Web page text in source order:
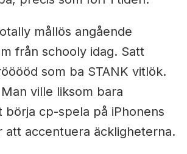
mållös angående
från schooly idag. Satt
som ba STANK vitlök.
ville liksom bara
börja cp-spela på iPhonens
att accentuera äckligheterna.